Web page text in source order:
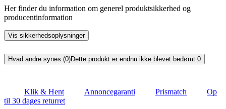
Her finder du information om generel produktsikkerhed og
producentinformation
Vis sikkerhedsoplysninger
Hvad andre synes (0)Dette produkt er endnu ikke blevet bedømt. 0
Klik & Hent Annoncegaranti Prismatch
Op
til 30 dages returret